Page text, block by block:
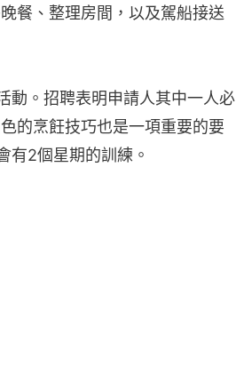
餐、整理房間，以及駕船接送
動。招聘表明申請人其中一人必
的烹飪技巧也是一項重要的要
有2個星期的訓練。